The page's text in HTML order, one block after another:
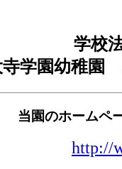
学校
寺学園幼稚園
当園のホームペ
http://